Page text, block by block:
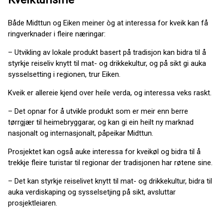
Både Midttun og Eiken meiner òg at interessa for kveik kan få
ringverknader i fleire næringar:
– Utvikling av lokale produkt basert på tradisjon kan bidra til å
styrkje reiseliv knytt til mat- og drikkekultur, og på sikt gi auka
sysselsetting i regionen, trur Eiken.
Kveik er allereie kjend over heile verda, og interessa veks raskt.
– Det opnar for å utvikle produkt som er meir enn berre
tørrgjær til heimebryggarar, og kan gi ein heilt ny marknad
nasjonalt og internasjonalt, påpeikar Midttun.
Prosjektet kan også auke interessa for kveikøl og bidra til å
trekkje fleire turistar til regionar der tradisjonen har røtene sine.
– Det kan styrkje reiselivet knytt til mat- og drikkekultur, bidra til
auka verdiskaping og sysselsetjing på sikt, avsluttar
prosjektleiaren.